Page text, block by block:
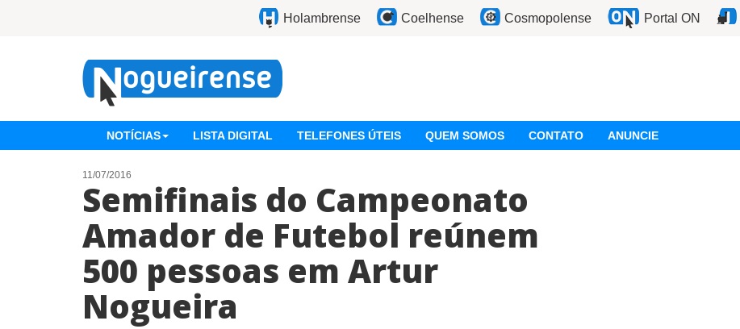
Holambrense Coelhense Cosmopolense Portal ON
NOTÍCIAS LISTA DIGITAL TELEFONES ÚTEIS QUEM SOMOS CONTATO ANUNCIE
11/07/2016
Semifinais do Campeonato
Amador de Futebol reúnem
500 pessoas em Artur
Nogueira